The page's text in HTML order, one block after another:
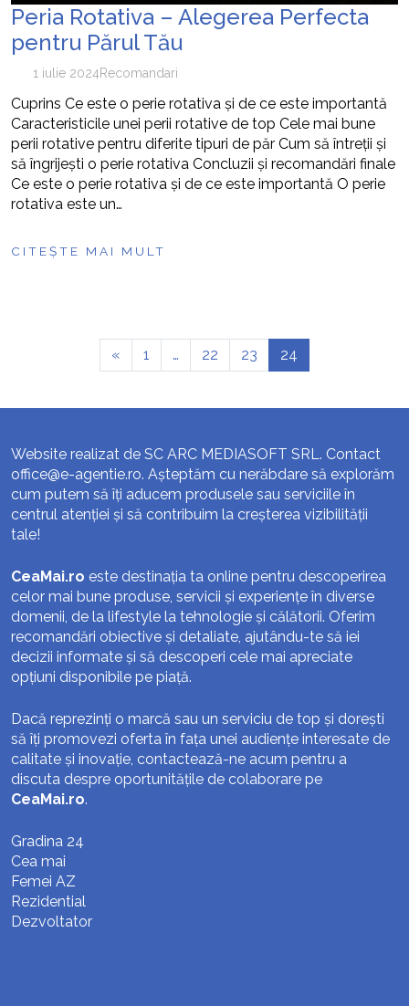
Peria Rotativa – Alegerea Perfecta
pentru Părul Tău
1 iulie 2024Recomandari
Cuprins Ce este o perie rotativa și de ce este importantă
Caracteristicile unei perii rotative de top Cele mai bune
perii rotative pentru diferite tipuri de păr Cum să întreții și
să îngrijești o perie rotativa Concluzii și recomandări finale
Ce este o perie rotativa și de ce este importantă O perie
rotativa este un…
CITEȘTE MAI MULT
« 1 … 22 23 24
Website realizat de SC ARC MEDIASOFT SRL. Contact
office@e-agentie.ro. Așteptăm cu nerăbdare să explorăm
cum putem să îți aducem produsele sau serviciile în
centrul atenției și să contribuim la creșterea vizibilității
tale!
CeaMai.ro este destinația ta online pentru descoperirea
celor mai bune produse, servicii și experiențe în diverse
domenii, de la lifestyle la tehnologie și călătorii. Oferim
recomandări obiective și detaliate, ajutându-te să iei
decizii informate și să descoperi cele mai apreciate
opțiuni disponibile pe piață.
Dacă reprezinți o marcă sau un serviciu de top și dorești
să îți promovezi oferta în fața unei audiențe interesate de
calitate și inovație, contactează-ne acum pentru a
discuta despre oportunitățile de colaborare pe
CeaMai.ro.
Gradina 24
Cea mai
Femei AZ
Rezidential
Dezvoltator